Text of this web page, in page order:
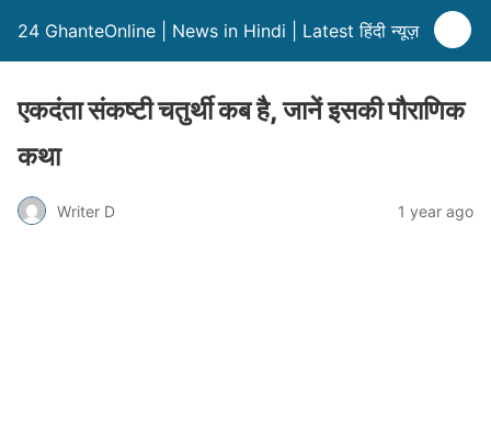
24 GhanteOnline | News in Hindi | Latest हिंदी न्यूज़
एकदंता संकष्टी चतुर्थी कब है, जानें इसकी पौराणिक
कथा
Writer D 1 year ago